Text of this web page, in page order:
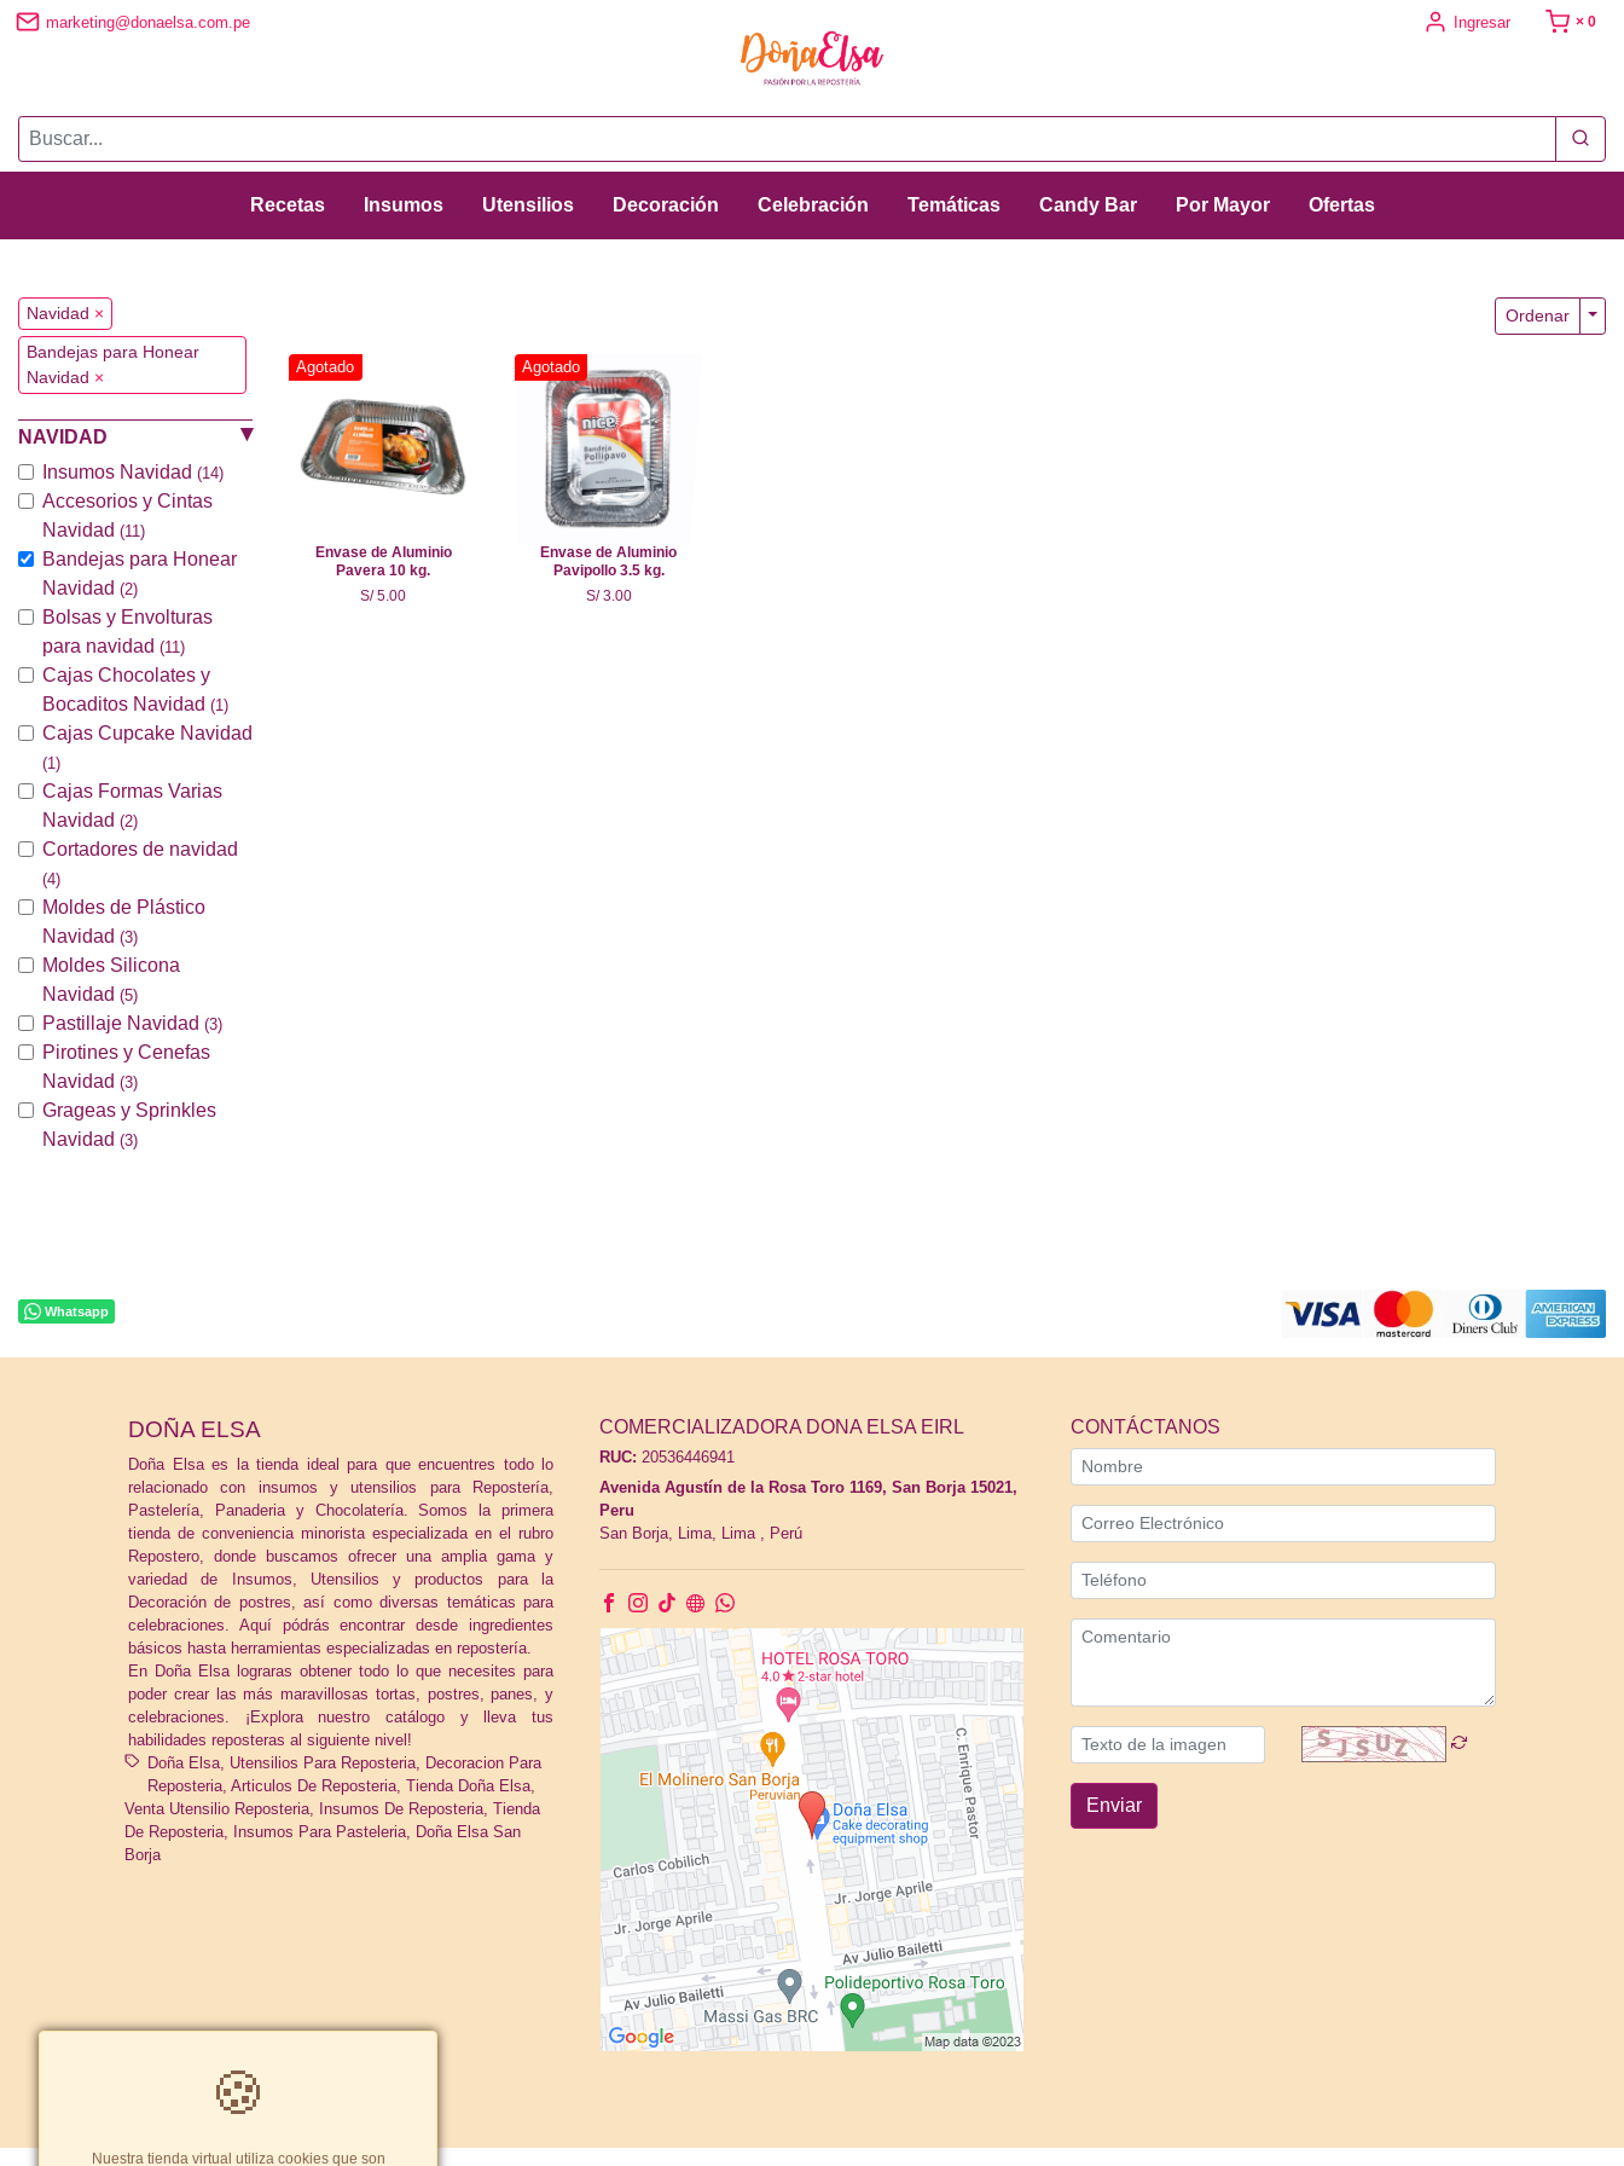
marketing@donaelsa.com.pe Ingresar × 0
Recetas Insumos Utensilios Decoración Celebración Temáticas Candy Bar Por Mayor Ofertas
Navidad ×
Bandejas para Honear
Navidad ×
NAVIDAD
Insumos Navidad (14)
Accesorios y Cintas
Navidad (11)
Bandejas para Honear
Navidad (2)
Bolsas y Envolturas
para navidad (11)
Cajas Chocolates y
Bocaditos Navidad (1)
Cajas Cupcake Navidad
(1)
Cajas Formas Varias
Navidad (2)
Cortadores de navidad
(4)
Moldes de Plástico
Navidad (3)
Moldes Silicona
Navidad (5)
Pastillaje Navidad (3)
Pirotines y Cenefas
Navidad (3)
Grageas y Sprinkles
Navidad (3)
Ordenar
Agotado
Envase de Aluminio
Pavera 10 kg.
S/ 5.00
Agotado
Envase de Aluminio
Pavipollo 3.5 kg.
S/ 3.00
Whatsapp
DOÑA ELSA
Doña Elsa es la tienda ideal para que encuentres todo lo
relacionado con insumos y utensilios para Repostería,
Pastelería, Panaderia y Chocolatería. Somos la primera
tienda de conveniencia minorista especializada en el rubro
Repostero, donde buscamos ofrecer una amplia gama y
variedad de Insumos, Utensilios y productos para la
Decoración de postres, así como diversas temáticas para
celebraciones. Aquí pódrás encontrar desde ingredientes
básicos hasta herramientas especializadas en repostería.
En Doña Elsa lograras obtener todo lo que necesites para
poder crear las más maravillosas tortas, postres, panes, y
celebraciones. ¡Explora nuestro catálogo y lleva tus
habilidades reposteras al siguiente nivel!
Doña Elsa Utensilios Para Reposteria
Decoracion Para
Reposteria Articulos De Reposteria Tienda Doña Elsa
Venta Utensilio Reposteria
Insumos De Reposteria Tienda
De Reposteria
Insumos Para Pasteleria
Doña Elsa San
Borja
COMERCIALIZADORA DONA ELSA EIRL
RUC: 20536446941
Avenida Agustín de la Rosa Toro 1169, San Borja 15021,
Peru
San Borja,
Lima, Lima Perú
CONTÁCTANOS
Enviar
🍪
Nuestra tienda virtual utiliza cookies que son